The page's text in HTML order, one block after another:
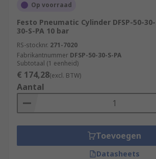
Op voorraad
Festo Pneumatic Cylinder DFSP-50-30-
30-S-PA 10 bar
RS-stocknr. 271-7020
Fabrikantnummer DFSP-50-30-S-PA
Subtotaal (1 eenheid)
€ 174,28(excl. BTW)
Aantal
Toevoegen
Datasheets